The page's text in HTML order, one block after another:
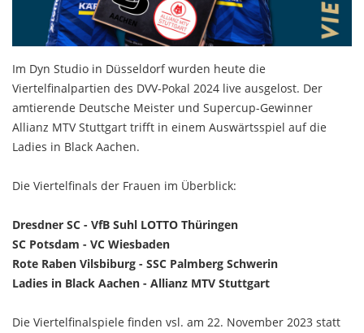
Im Dyn Studio in Düsseldorf wurden heute die
Viertelfinalpartien des DVV-Pokal 2024 live ausgelost. Der
amtierende Deutsche Meister und Supercup-Gewinner
Allianz MTV Stuttgart trifft in einem Auswärtsspiel auf die
Ladies in Black Aachen.
Die Viertelfinals der Frauen im Überblick:
Dresdner SC - VfB Suhl LOTTO Thüringen
SC Potsdam - VC Wiesbaden
Rote Raben Vilsbiburg - SSC Palmberg Schwerin
Ladies in Black Aachen - Allianz MTV Stuttgart
Die Viertelfinalspiele finden vsl. am 22. November 2023 statt